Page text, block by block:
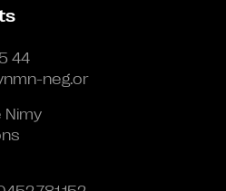
44
neg.or
Nimy